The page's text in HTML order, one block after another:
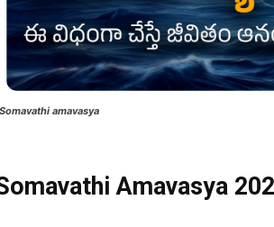
Somavathi amavasya
Amavasya